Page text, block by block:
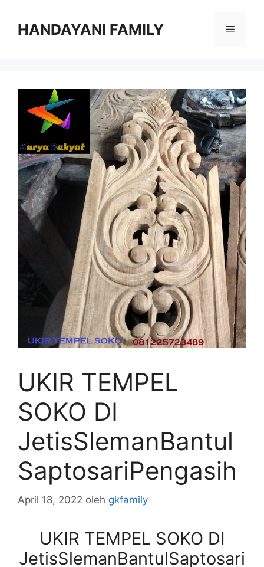
HANDAYANI FAMILY Menu
UKIR TEMPEL
SOKO DI
JetisSlemanBantul
SaptosariPengasih
April 18, 2022 oleh gkfamily
UKIR TEMPEL SOKO DI
JetisSlemanBantulSaptosari